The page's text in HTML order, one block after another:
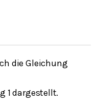
die Gleichung
1 dargestellt.